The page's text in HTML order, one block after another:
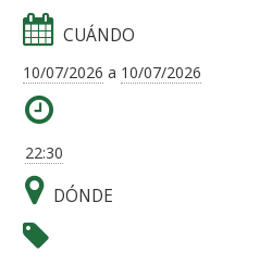
CUÁNDO
10/07/2026 a 10/07/2026
22:30
DÓNDE